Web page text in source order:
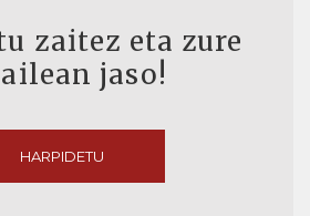
zaitez eta zure
jaso!
HARPIDETU